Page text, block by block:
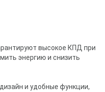
высокое КПД при
энергию и снизить
и удобные функции,